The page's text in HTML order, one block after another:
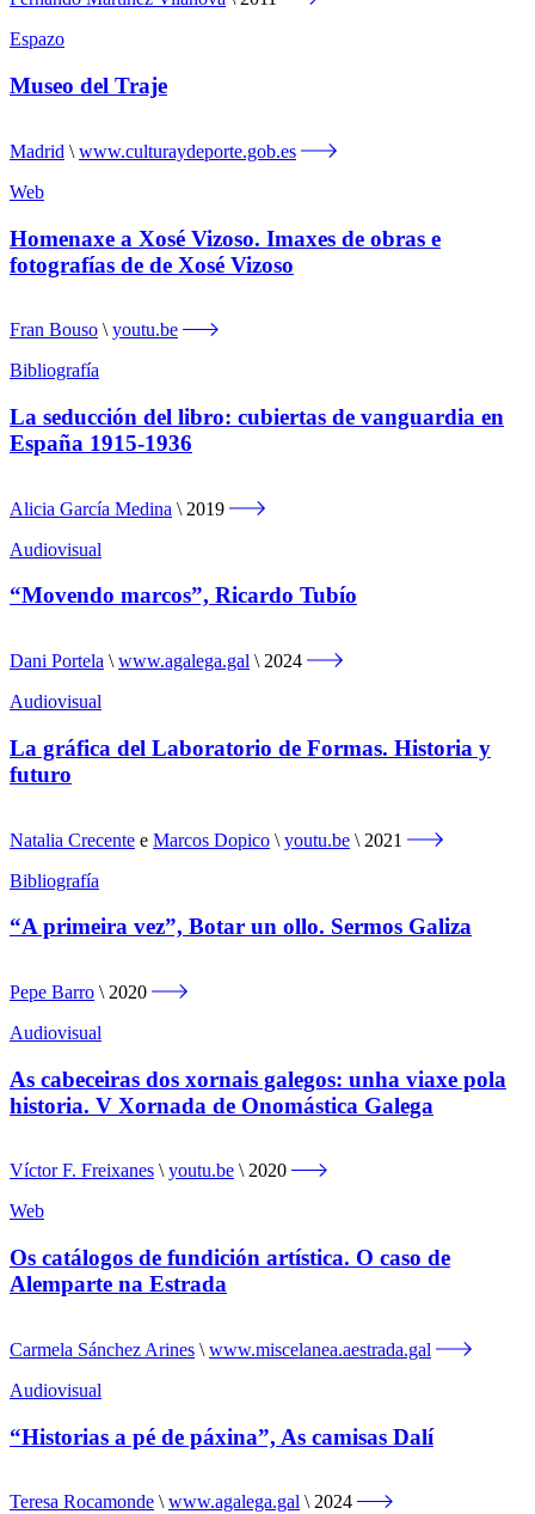
Espazo
Museo del Traje
Madrid
www.culturaydeporte.gob.es
Web
Homenaxe a Xosé Vizoso. Imaxes de obras e
fotografías de de Xosé Vizoso
Fran Bouso
youtu.be
Bibliografía
La seducción del libro: cubiertas de vanguardia en
España 1915-1936
Alicia García Medina
2019
Audiovisual
“Movendo marcos”, Ricardo Tubío
Dani Portela www.agalega.gal
2024
Audiovisual
La gráfica del Laboratorio de Formas. Historia y
futuro
Natalia Crecente e Marcos Dopico youtu.be
2021
Bibliografía
“A primeira vez”, Botar un ollo. Sermos Galiza
Pepe Barro
2020
Audiovisual
As cabeceiras dos xornais galegos: unha viaxe pola
historia. V Xornada de Onomástica Galega
Víctor F. Freixanes youtu.be
2020
Web
Os catálogos de fundición artística. O caso de
Alemparte na Estrada
Carmela Sánchez Arines
www.miscelanea.aestrada.gal
Audiovisual
“Historias a pé de páxina”, As camisas Dalí
Teresa Rocamonde www.agalega.gal
2024